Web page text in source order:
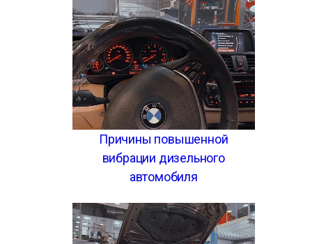
Причины повышенной
вибрации дизельного
автомобиля